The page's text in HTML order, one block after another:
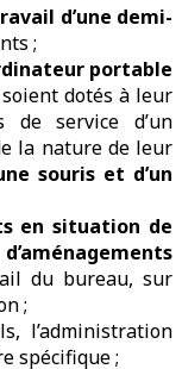
d’une demi-
;
portable
dotés à leur
de service d’un
la nature de leur
souris et d’un
en situation de
du bureau, sur
;
l’administration
spécifique ;